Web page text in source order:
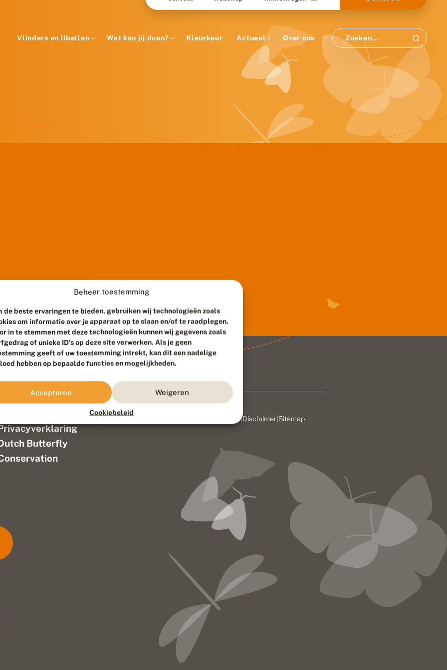
Beheer toestemming
de beste ervaringen te bieden, gebruiken wij technologieën zoals
om informatie over je apparaat op te slaan en/of te raadplegen.
in te stemmen met deze technologieën kunnen wij gegevens zoals
of unieke ID's op deze site verwerken. Als je geen
geeft of uw toestemming intrekt, kan dit een nadelige
hebben op bepaalde functies en mogelijkheden.
Accepteren Weigeren
Cookiebeleid
Vlinders en libellen Wat kan jij doen? Kleurkeur Actueel Over ons
Disclaimer
Butterfly
ontwikkeld door Go2People, ontworpen door Privacy|Disclaimer Sitemap